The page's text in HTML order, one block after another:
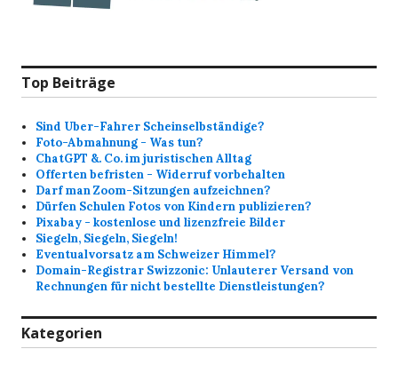
Top Beiträge
Sind Uber-Fahrer Scheinselbständige?
Foto-Abmahnung - Was tun?
ChatGPT &. Co. im juristischen Alltag
Offerten befristen - Widerruf vorbehalten
Darf man Zoom-Sitzungen aufzeichnen?
Dürfen Schulen Fotos von Kindern publizieren?
Pixabay - kostenlose und lizenzfreie Bilder
Siegeln, Siegeln, Siegeln!
Eventualvorsatz am Schweizer Himmel?
Domain-Registrar Swizzonic: Unlauterer Versand von
Rechnungen für nicht bestellte Dienstleistungen?
Kategorien